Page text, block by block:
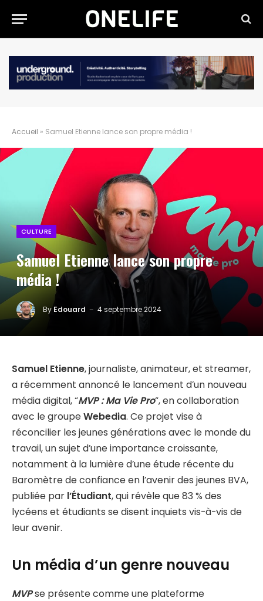
Accueil » Samuel Etienne lance son propre média !
CULTURE
Samuel Etienne lance son propre
média !
By Edouard 4 septembre 2024
Samuel Etienne, journaliste, animateur, et streamer,
a récemment annoncé le lancement d’un nouveau
média digital, “MVP : Ma Vie Pro“, en collaboration
avec le groupeWebedia. Ce projet vise à
réconcilier les jeunes générations avec le monde du
travail, un sujet d’une importance croissante,
notamment à la lumière d’une étude récente du
Baromètre de confiance en l’avenir des jeunes BVA,
publiée par l’Étudiant, qui révèle que 83 % des
lycéens et étudiants se disent inquiets vis-à-vis de
leur avenir.
Un média d’un genre nouveau
MVPse présente comme une plateforme